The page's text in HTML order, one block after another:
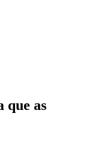
que as